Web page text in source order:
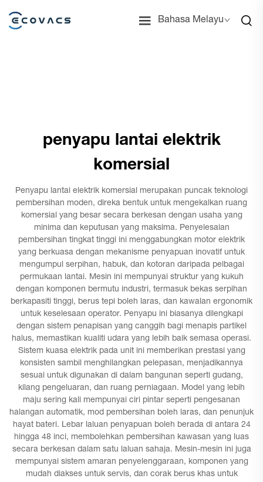
Bahasa Melayu
penyapu lantai elektrik
komersial
Penyapu lantai elektrik komersial merupakan puncak teknologi
pembersihan moden, direka bentuk untuk mengekalkan ruang
komersial yang besar secara berkesan dengan usaha yang
minima dan keputusan yang maksima. Penyelesaian
pembersihan tingkat tinggi ini menggabungkan motor elektrik
yang berkuasa dengan mekanisme penyapuan inovatif untuk
mengumpul serpihan, habuk, dan kotoran daripada pelbagai
permukaan lantai. Mesin ini mempunyai struktur yang kukuh
dengan komponen bermutu industri, termasuk bekas serpihan
berkapasiti tinggi, berus tepi boleh laras, dan kawalan ergonomik
untuk keselesaan operator. Penyapu ini biasanya dilengkapi
dengan sistem penapisan yang canggih bagi menapis partikel
halus, memastikan kualiti udara yang lebih baik semasa operasi.
Sistem kuasa elektrik pada unit ini memberikan prestasi yang
konsisten sambil menghilangkan pelepasan, menjadikannya
sesuai untuk digunakan di dalam bangunan seperti gudang,
kilang pengeluaran, dan ruang perniagaan. Model yang lebih
maju sering kali mempunyai ciri pintar seperti pengesanan
halangan automatik, mod pembersihan boleh laras, dan penunjuk
hayat bateri. Lebar laluan penyapuan boleh berada di antara 24
hingga 48 inci, membolehkan pembersihan kawasan yang luas
secara berkesan dalam satu laluan sahaja. Mesin-mesin ini juga
mempunyai sistem amaran penyelenggaraan, komponen yang
mudah diakses untuk servis, dan corak berus khas untuk